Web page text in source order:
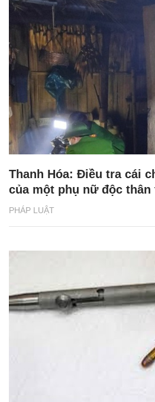
PHÁP LUẬT
Thanh Hóa: Điều tra cái
của một phụ nữ độc